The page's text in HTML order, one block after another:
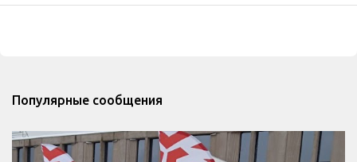
Популярные сообщения